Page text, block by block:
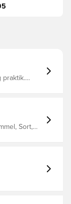
praktik.
Sort,